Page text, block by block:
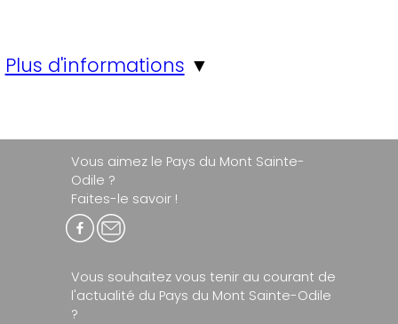
Plus d'informations ▼
Vous aimez le Pays du Mont Sainte-
Odile ?
Faites-le savoir !
Vous souhaitez vous tenir au courant de
l'actualité du Pays du Mont Sainte-Odile
?